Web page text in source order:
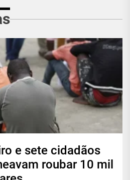
e sete cidadãos
roubar 10 mil